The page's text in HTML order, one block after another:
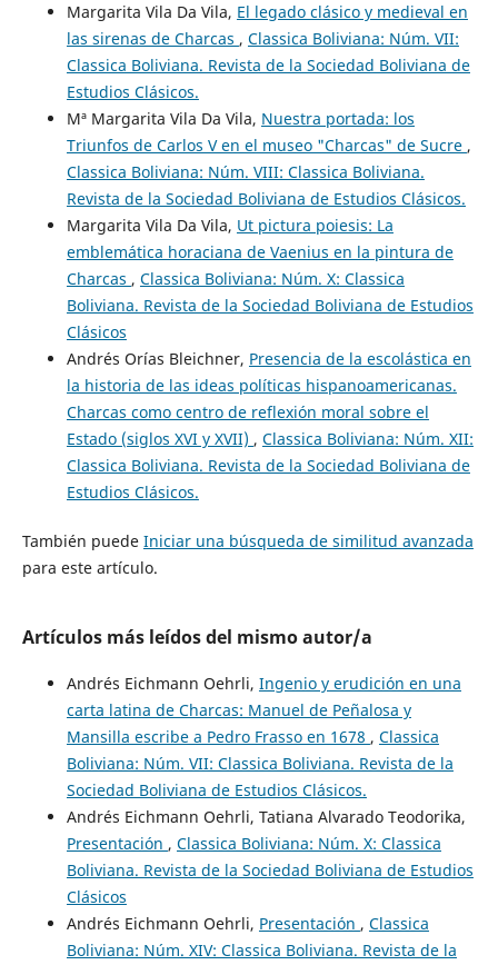
Margarita Vila Da Vila, El legado clásico y medieval en
las sirenas de Charcas , Classica Boliviana: Núm. VII:
Classica Boliviana. Revista de la Sociedad Boliviana de
Estudios Clásicos.
Mª Margarita Vila Da Vila, Nuestra portada: los
Triunfos de Carlos V en el museo "Charcas" de Sucre ,
Classica Boliviana: Núm. VIII: Classica Boliviana.
Revista de la Sociedad Boliviana de Estudios Clásicos.
Margarita Vila Da Vila, Ut pictura poiesis: La
emblemática horaciana de Vaenius en la pintura de
Charcas , Classica Boliviana: Núm. X: Classica
Boliviana. Revista de la Sociedad Boliviana de Estudios
Clásicos
Andrés Orías Bleichner, Presencia de la escolástica en
la historia de las ideas políticas hispanoamericanas.
Charcas como centro de reflexión moral sobre el
Estado (siglos XVI y XVII) , Classica Boliviana: Núm. XII:
Classica Boliviana. Revista de la Sociedad Boliviana de
Estudios Clásicos.
También puede Iniciar una búsqueda de similitud avanzada
para este artículo.
Artículos más leídos del mismo autor/a
Andrés Eichmann Oehrli, Ingenio y erudición en una
carta latina de Charcas: Manuel de Peñalosa y
Mansilla escribe a Pedro Frasso en 1678 , Classica
Boliviana: Núm. VII: Classica Boliviana. Revista de la
Sociedad Boliviana de Estudios Clásicos.
Andrés Eichmann Oehrli, Tatiana Alvarado Teodorika,
Presentación , Classica Boliviana: Núm. X: Classica
Boliviana. Revista de la Sociedad Boliviana de Estudios
Clásicos
Andrés Eichmann Oehrli, Presentación , Classica
Boliviana: Núm. XIV: Classica Boliviana. Revista de la